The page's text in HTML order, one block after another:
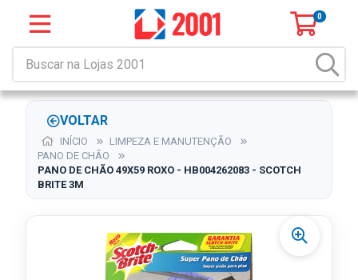
0
VOLTAR
INÍCIO
LIMPEZA E MANUTENÇÃO
PANO DE CHÃO
PANO DE CHÃO 49X59 ROXO - HB004262083 - SCOTCH
BRITE 3M